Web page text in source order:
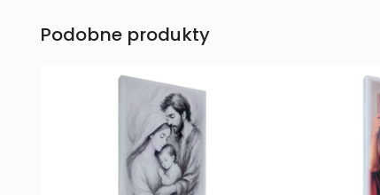
Podobne produkty